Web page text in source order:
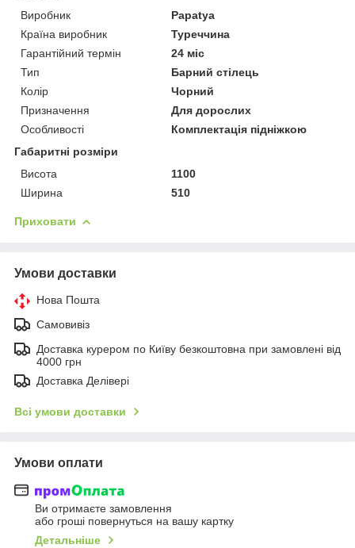
Виробник
Papatya
Країна виробник
Туреччина
Гарантійний термін
24 міс
Тип
Барний стілець
Колір
Чорний
Призначення
Для дорослих
Особливості
Комплектація підніжкою
Габаритні розміри
Висота
1100
Ширина
510
Приховати
Умови доставки
Нова Пошта
Самовивіз
Доставка курером по Київу безкоштовна при замовлені від
4000 грн
Доставка Делівері
Всі умови доставки
Умови оплати
Ви отримаєте замовлення
або гроші повернуться на вашу картку
Детальніше